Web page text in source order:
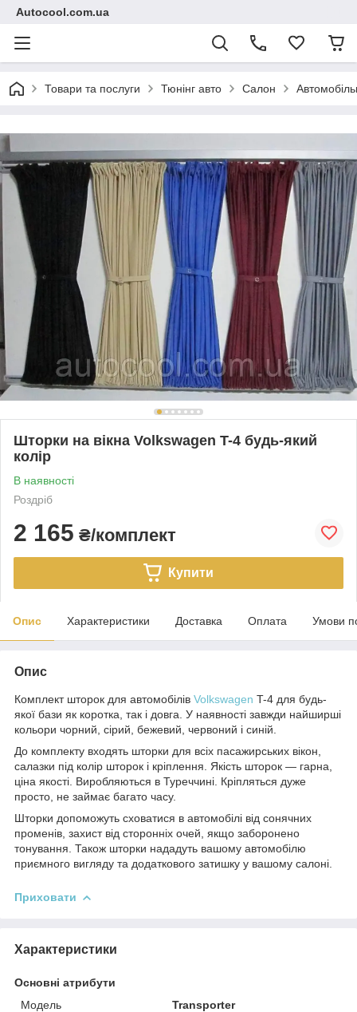
Autocool.com.ua
Товари та послуги Тюнінг авто Салон
Шторки на вікна Volkswagen T-4 будь-який
колір
В наявності
Роздріб
2 165 ₴/комплект
Купити
Опис Характеристики Доставка Оплата Умови
Опис
Комплект шторок для автомобілів Volkswagen T-4 для будь-
якої бази як коротка, так і довга. У наявності завжди найширші
кольори чорний, сірий, бежевий, червоний і синій.
До комплекту входять шторки для всіх пасажирських вікон,
салазки під колір шторок і кріплення. Якість шторок — гарна,
ціна якості. Виробляються в Туреччині. Кріпляться дуже
просто, не займає багато часу.
Шторки допоможуть сховатися в автомобілі від сонячних
променів, захист від сторонніх очей, якщо заборонено
тонування. Також шторки нададуть вашому автомобілю
приємного вигляду та додаткового затишку у вашому салоні.
Приховати
Характеристики
Основні атрибути
Модель
Transporter